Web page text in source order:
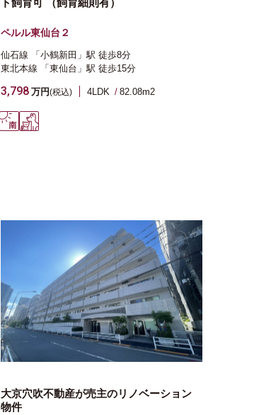
ト飼育可 （飼育細則有）
ペルル東仙台２
仙石線 「小鶴新田」駅 徒歩8分
東北本線
「東仙台」駅 徒歩15分
3,798 万円(税込) 4LDK 82.08m2
大京穴吹不動産が売主のリノベーション
物件